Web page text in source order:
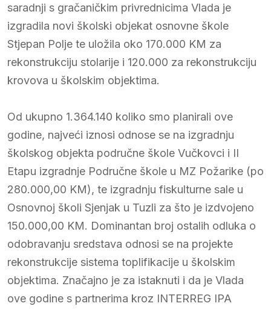
saradnji s gračaničkim privrednicima Vlada je
izgradila novi školski objekat osnovne škole
Stjepan Polje te uložila oko 170.000 KM za
rekonstrukciju stolarije i 120.000 za rekonstrukciju
krovova u školskim objektima.
Od ukupno 1.364.140 koliko smo planirali ove
godine, najveći iznosi odnose se na izgradnju
školskog objekta područne škole Vučkovci i II
Etapu izgradnje Područne škole u MZ Požarike (po
280.000,00 KM), te izgradnju fiskulturne sale u
Osnovnoj školi Sjenjak u Tuzli za što je izdvojeno
150.000,00 KM. Dominantan broj ostalih odluka o
odobravanju sredstava odnosi se na projekte
rekonstrukcije sistema toplifikacije u školskim
objektima. Značajno je za istaknuti i da je Vlada
ove godine s partnerima kroz INTERREG IPA